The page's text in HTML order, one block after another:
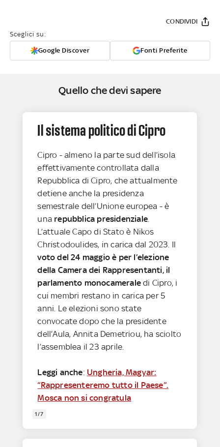
Sceglici su:
Google Discover Fonti Preferite
CONDIVIDI
Quello che devi sapere
Il sistema politico di Cipro
Cipro - almeno la parte sud dell’isola
effettivamente controllata dalla
Repubblica di Cipro, che attualmente
detiene anche la presidenza
semestrale dell’Unione europea - è
una repubblica presidenziale
L’attuale Capo di Stato è Nikos
Christodoulides, in carica dal 2023. Il
voto del 24 maggio è per l’elezione
della Camera dei Rappresentanti, il
parlamento monocameraledi Cipro, i
cui membri restano in carica per 5
anni. Le elezioni sono state
convocate dopo che la presidente
dell’Aula, Annita Demetriou, ha sciolto
l’assemblea il 23 aprile.
Leggi anche: Ungheria, Magyar:
“Rappresenteremo tutto il Paese”.
Mosca non si congratula
1/7